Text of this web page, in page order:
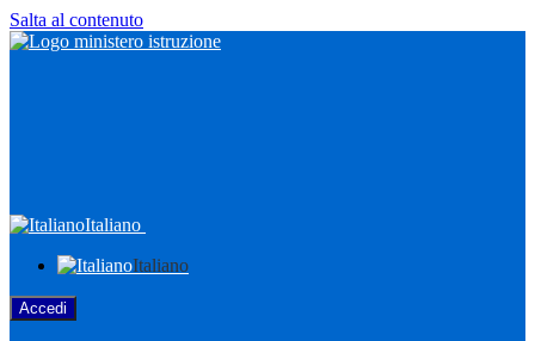
Salta al contenuto
Italiano
Italiano
Accedi